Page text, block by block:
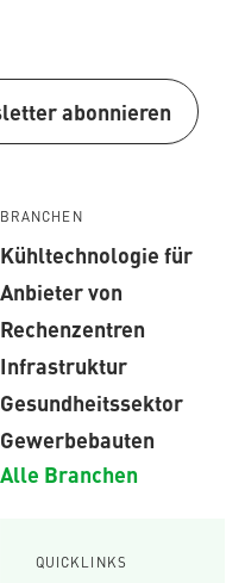
abonnieren
BRANCHEN
Kühltechnologie für
Anbieter von
Rechenzentren
Infrastruktur
Gesundheitssektor
Gewerbebauten
Alle Branchen
QUICKLINKS